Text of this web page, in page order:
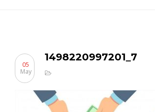
1498220997201_7
05
May